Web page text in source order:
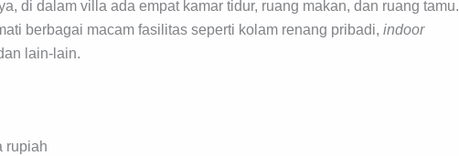
di dalam villa ada empat kamar tidur, ruang makan, dan ruang tamu.
berbagai macam fasilitas seperti kolam renang pribadi, indoor
lain-lain.
rupiah